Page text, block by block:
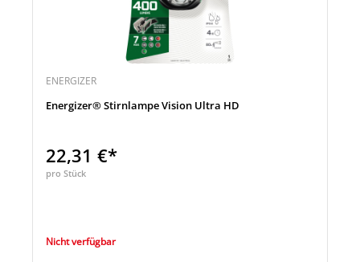
ENERGIZER
Energizer® Stirnlampe Vision Ultra HD
22,31 €*
pro Stück
Nicht verfügbar